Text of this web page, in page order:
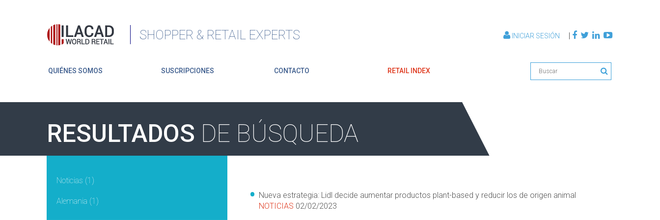
SHOPPER & RETAIL EXPERTS INICIAR SESIÓN |
QUIÉNES SOMOS SUSCRIPCIONES CONTACTO RETAIL INDEX
RESULTADOS DE BÚSQUEDA
Noticias (1)
Alemania (1)
Nueva estrategia: Lidl decide aumentar productos plant-based y reducir los de origen animal
NOTICIAS 02/02/2023